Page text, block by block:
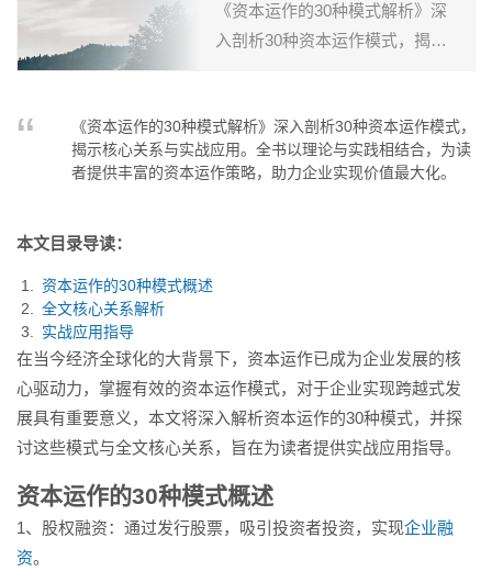
《资本运作的30种模式解析》深
入剖析30种资本运作模式，揭示
富的资本运作策略，助力企业实
现价值最大化。...
《资本运作的30种模式解析》深入剖析30种资本运作模式，
揭示核心关系与实战应用。全书以理论与实践相结合，为读
者提供丰富的资本运作策略，助力企业实现价值最大化。
本文目录导读：
资本运作的30种模式概述
全文核心关系解析
实战应用指导
在当今经济全球化的大背景下，资本运作已成为企业发展的核
心驱动力，掌握有效的资本运作模式，对于企业实现跨越式发
展具有重要意义，本文将深入解析资本运作的30种模式，并探
讨这些模式与全文核心关系，旨在为读者提供实战应用指导。
资本运作的30种模式概述
1、股权融资：通过发行股票，吸引投资者投资，实现企业融
资。